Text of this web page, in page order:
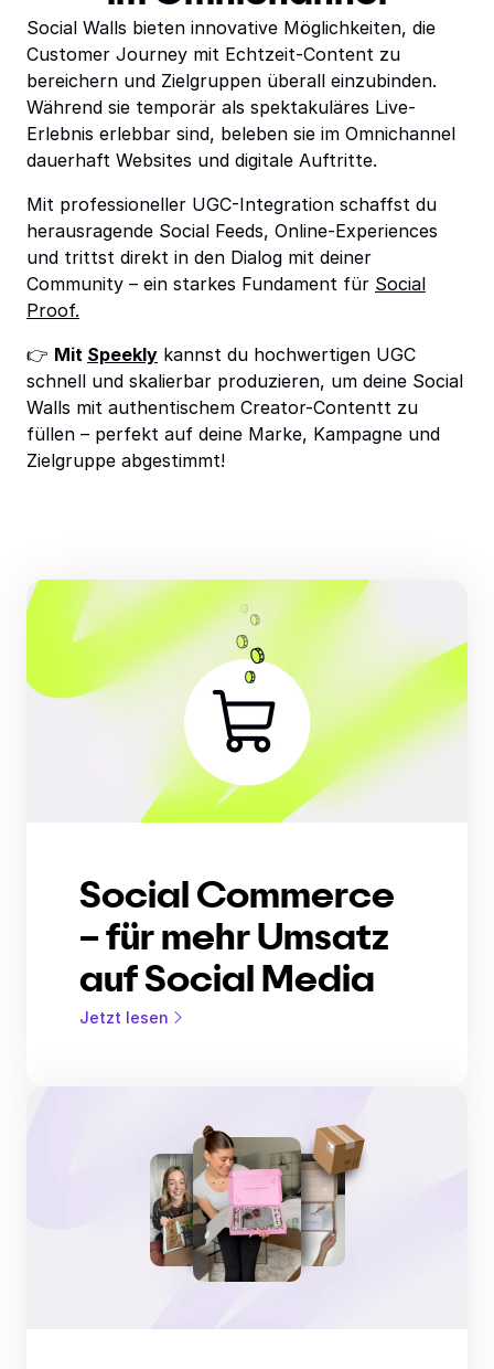
Social Walls bieten innovative Möglichkeiten, die
Customer Journey mit Echtzeit-Content zu
bereichern und Zielgruppen überall einzubinden.
Während sie temporär als spektakuläres Live-
Erlebnis erlebbar sind, beleben sie im Omnichannel
dauerhaft Websites und digitale Auftritte.
Mit professioneller UGC-Integration schaffst du
herausragende Social Feeds, Online-Experiences
und trittst direkt in den Dialog mit deiner
Community – ein starkes Fundament für Social
Proof.
👉 Mit Speekly kannst du hochwertigen UGC
schnell und skalierbar produzieren, um deine Social
Walls mit authentischem Creator-Contentt zu
füllen – perfekt auf deine Marke, Kampagne und
Zielgruppe abgestimmt!
Social Commerce
– für mehr Umsatz
auf Social Media
Jetzt lesen